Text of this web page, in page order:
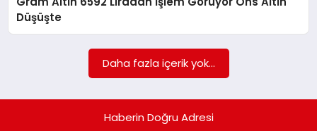
Düşüşte
Daha fazla içerik yok...
Haberin Doğru Adresi